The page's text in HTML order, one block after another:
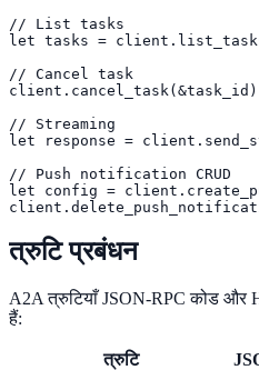
// List tasks
let tasks =
// Cancel task
// Streaming
let response =
// Push notification CRUD
let config =
त्रुटि प्रबंधन
A2A त्रुटियाँ JSON-RPC कोड और
हैं:
त्रुटि